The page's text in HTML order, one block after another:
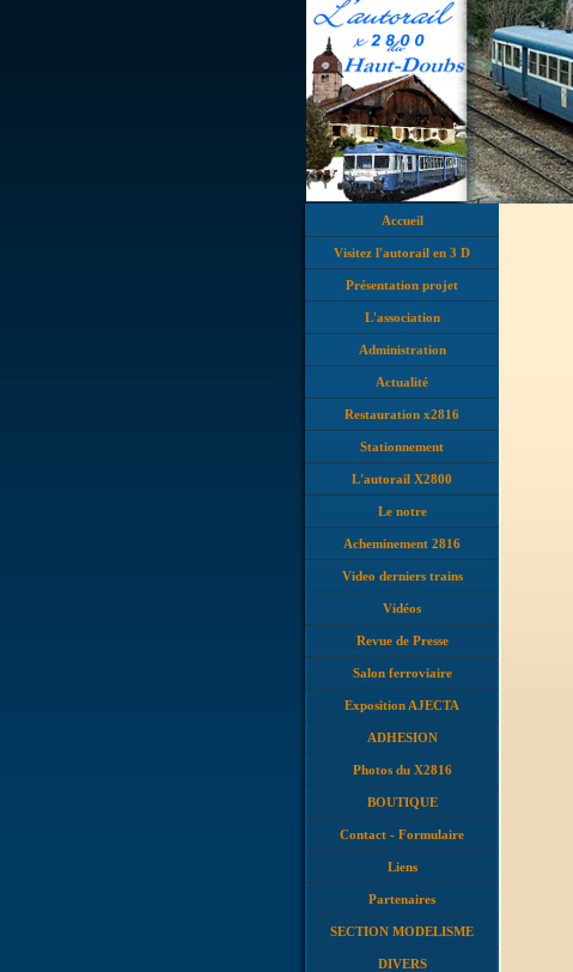
Accueil
Visitez l'autorail en 3 D
Présentation projet
L'association
Administration
Actualité
Restauration x2816
Stationnement
L'autorail X2800
Le notre
Acheminement 2816
Video derniers trains
Vidéos
Revue de Presse
Salon ferroviaire
Exposition AJECTA
ADHESION
Photos du X2816
BOUTIQUE
Contact - Formulaire
Liens
Partenaires
SECTION MODELISME
DIVERS